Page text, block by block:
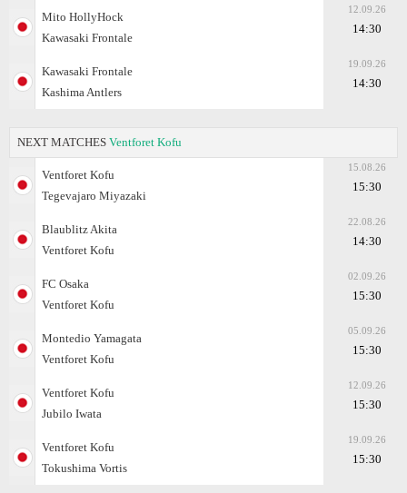
Mito HollyHock
Kawasaki Frontale
12.09.26
14:30
Kawasaki Frontale
Kashima Antlers
19.09.26
14:30
NEXT MATCHES Ventforet Kofu
Ventforet Kofu
Tegevajaro Miyazaki
15.08.26
15:30
Blaublitz Akita
Ventforet Kofu
22.08.26
14:30
FC Osaka
Ventforet Kofu
02.09.26
15:30
Montedio Yamagata
Ventforet Kofu
05.09.26
15:30
Ventforet Kofu
Jubilo Iwata
12.09.26
15:30
Ventforet Kofu
Tokushima Vortis
19.09.26
15:30